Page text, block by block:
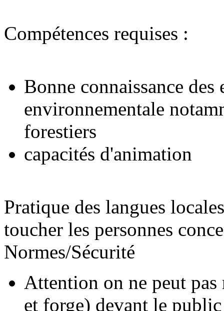
Compétences requises :
Bonne connaissance
environnementale
forestiers
capacités d'animation
Pratique des langues
toucher les personnes
Normes/Sécurité
Attention on ne peut pas
et forge) devant le